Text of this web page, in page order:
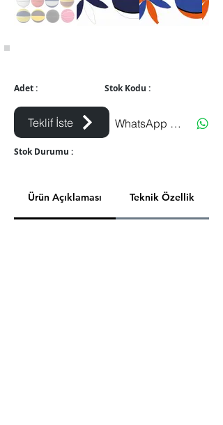
Adet : Stok Kodu :
Teklif İste WhatsApp Destek
Stok Durumu :
Ürün Açıklaması Teknik Özellik